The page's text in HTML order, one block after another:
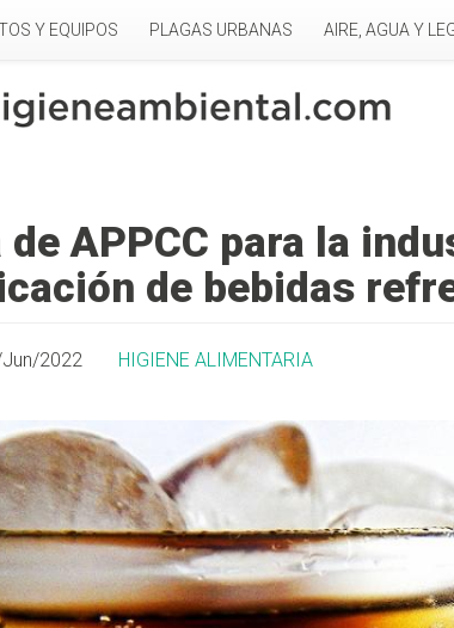
Y EQUIPOS PLAGAS URBANAS AIRE, AGUA Y
de APPCC para la
de bebidas
Jun/2022 HIGIENE ALIMENTARIA